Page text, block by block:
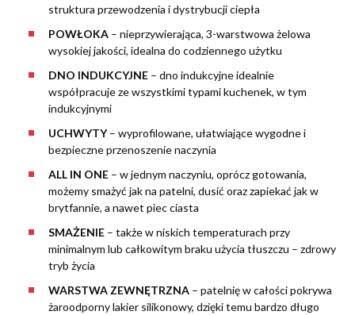
struktura przewodzenia i dystrybucji ciepła
POWŁOKA – nieprzywierająca, 3-warstwowa żelowa
wysokiej jakości, idealna do codziennego użytku
DNO INDUKCYJNE – dno indukcyjne idealnie
współpracuje ze wszystkimi typami kuchenek, w tym
indukcyjnymi
UCHWYTY– wyprofilowane, ułatwiające wygodne i
bezpieczne przenoszenie naczynia
ALL IN ONE – w jednym naczyniu, oprócz gotowania,
możemy smażyć jak na patelni, dusić oraz zapiekać jak w
brytfannie, a nawet piec ciasta
SMAŻENIE – także w niskich temperaturach przy
minimalnym lub całkowitym braku użycia tłuszczu – zdrowy
tryb życia
WARSTWA ZEWNĘTRZNA – patelnię w całości pokrywa
żaroodporny lakier silikonowy, dzięki temu bardzo długo